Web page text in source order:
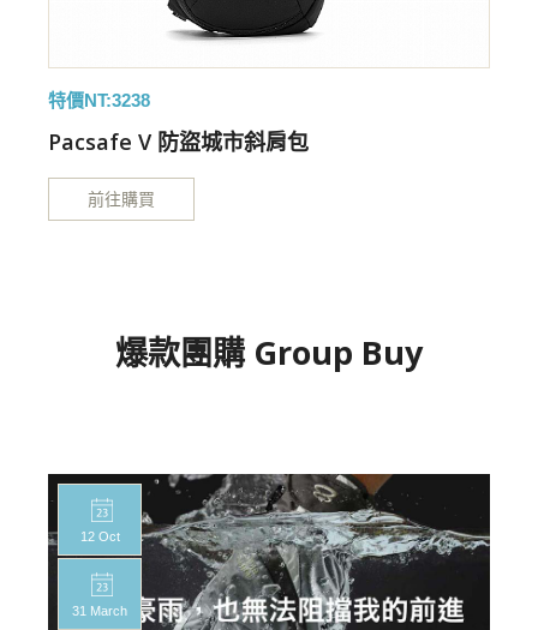
特價NT:3238
Pacsafe V 防盜城市斜肩包
前往購買
爆款團購 Group Buy
12 Oct
31 March